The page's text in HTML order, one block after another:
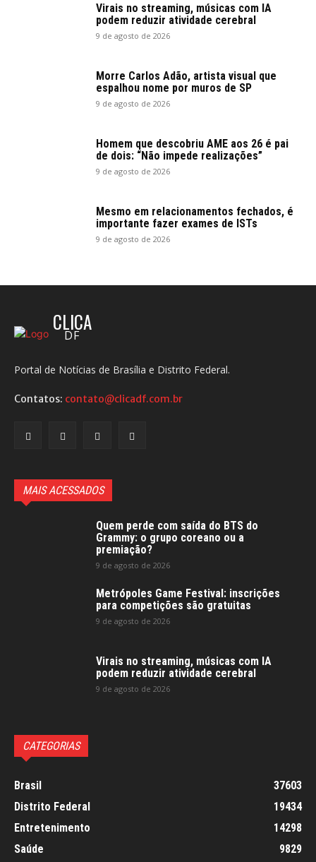
Virais no streaming, músicas com IA
podem reduzir atividade cerebral
9 de agosto de 2026
Morre Carlos Adão, artista visual que
espalhou nome por muros de SP
9 de agosto de 2026
Homem que descobriu AME aos 26 é pai
de dois: “Não impede realizações”
9 de agosto de 2026
Mesmo em relacionamentos fechados, é
importante fazer exames de ISTs
9 de agosto de 2026
CLICA
DF
Portal de Notícias de Brasília e Distrito Federal.
Contatos: contato@clicadf.com.br
MAIS ACESSADOS
Quem perde com saída do BTS do
Grammy: o grupo coreano ou a
premiação?
9 de agosto de 2026
Metrópoles Game Festival: inscrições
para competições são gratuitas
9 de agosto de 2026
Virais no streaming, músicas com IA
podem reduzir atividade cerebral
9 de agosto de 2026
CATEGORIAS
Brasil
37603
Distrito Federal
19434
Entretenimento
14298
Saúde
9829